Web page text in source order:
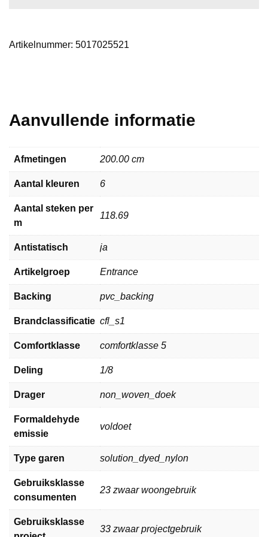
Artikelnummer: 5017025521
Aanvullende informatie
Afmetingen 200.00 cm
Aantal kleuren 6
Aantal steken per
m
118.69
Antistatisch ja
Artikelgroep Entrance
Backing pvc_backing
Brandclassificatie cfl_s1
Comfortklasse comfortklasse 5
Deling 1/8
Drager non_woven_doek
Formaldehyde
emissie
voldoet
Type garen solution_dyed_nylon
Gebruiksklasse
consumenten
23 zwaar woongebruik
Gebruiksklasse
33 zwaar projectgebruik